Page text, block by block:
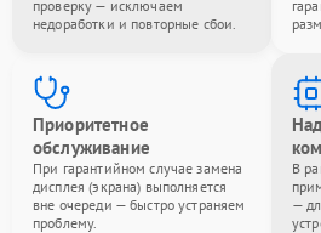
проверку — исключаем
недоработки и повторные сбои.
Приоритетное
обслуживание
При гарантийном случае замена
дисплея (экрана) выполняется
вне очереди — быстро устраняем
проблему.
В
—